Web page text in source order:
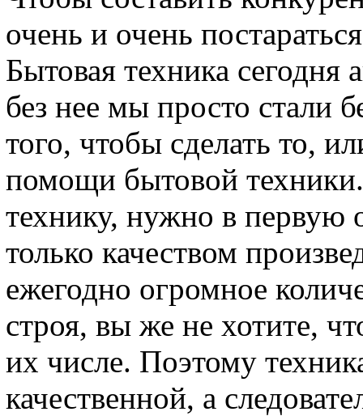
очень и очень
Бытовая техника
без нее мы просто стали
того, чтобы сделать то,
помощи бытовой
технику, нужно в первую
только качеством
ежегодно огромное
строя, вы же не хотите,
их числе. Поэтому
качественной, а